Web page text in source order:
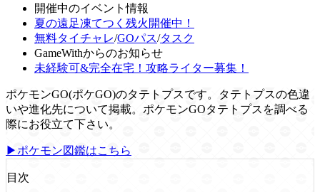
開催中のイベント情報
夏の遠足凍てつく残火開催中！
無料タイチャレ/GOパス/タスク
GameWithからのお知らせ
未経験可&完全在宅！攻略ライター募集！
ポケモンGO(ポケGO)のタテトプスです。タテトプスの色違
いや進化先について掲載。ポケモンGOタテトプスを調べる
際にお役立て下さい。
▶ポケモン図鑑はこちら
目次